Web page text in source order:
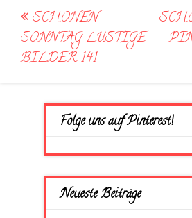
Post
navigation
SCHÖNEN
SONNTAG LUSTIGE
BILDER 141
Folge uns auf Pinterest!
Neueste Beiträge